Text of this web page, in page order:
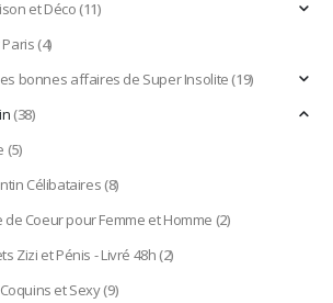
et Déco(11)
(4)
bonnes affaires de Super Insolite(19)
(38)
(5)
Célibataires(8)
Coeur pour Femme et Homme (2)
Zizi et Pénis - Livré 48h(2)
et Sexy(9)